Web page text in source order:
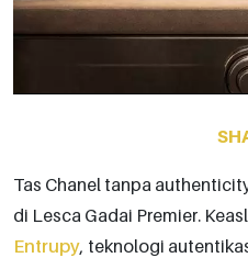
Tas Chanel tanpa
di Lesca Gadai Premier.
Entrupy, teknologi